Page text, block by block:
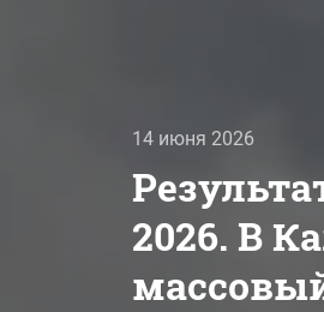
14 июня 2026
2026. В